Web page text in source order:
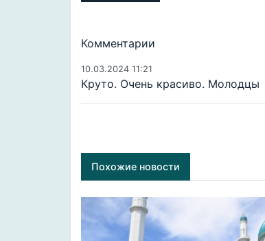
Комментарии
10.03.2024 11:21
Круто. Очень красиво. Молодцы
Похожие новости